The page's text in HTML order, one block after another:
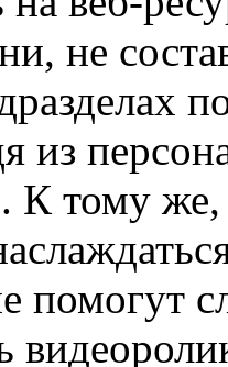
не
из
К тому же,
помогут